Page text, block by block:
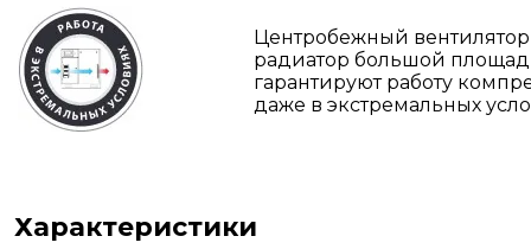
Центробежный
радиатор большой
гарантируют работу
даже в экстремальных
Характеристики